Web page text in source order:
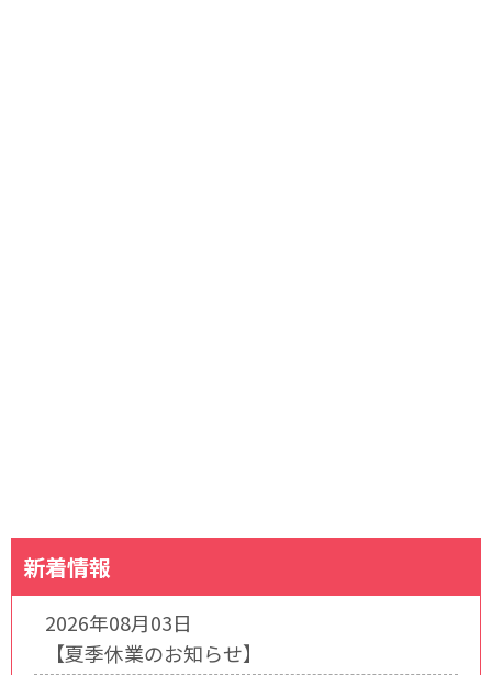
新着情報
2026年08月03日
【夏季休業のお知らせ】